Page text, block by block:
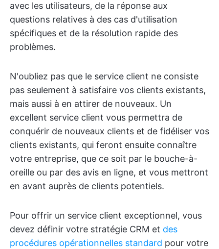
avec les utilisateurs, de la réponse aux
questions relatives à des cas d'utilisation
spécifiques et de la résolution rapide des
problèmes.
N'oubliez pas que le service client ne consiste
pas seulement à satisfaire vos clients existants,
mais aussi à en attirer de nouveaux. Un
excellent service client vous permettra de
conquérir de nouveaux clients et de fidéliser vos
clients existants, qui feront ensuite connaître
votre entreprise, que ce soit par le bouche-à-
oreille ou par des avis en ligne, et vous mettront
en avant auprès de clients potentiels.
Pour offrir un service client exceptionnel, vous
devez définir votre stratégie CRM et des
procédures opérationnelles standard pour votre